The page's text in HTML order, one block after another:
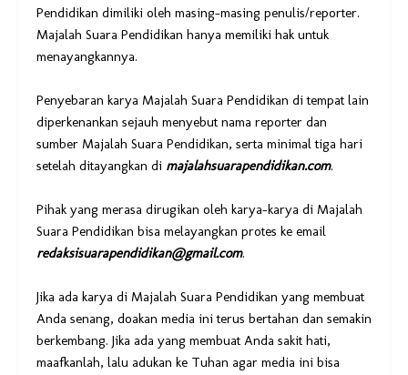
Pendidikan dimiliki oleh masing-masing penulis/reporter.
Majalah Suara Pendidikan hanya memiliki hak untuk
menayangkannya.
Penyebaran karya Majalah Suara Pendidikan di tempat lain
diperkenankan sejauh menyebut nama reporter dan
sumber Majalah Suara Pendidikan, serta minimal tiga hari
setelah ditayangkan di majalahsuarapendidikan.com.
Pihak yang merasa dirugikan oleh karya-karya di Majalah
Suara Pendidikan bisa melayangkan protes ke email
redaksisuarapendidikan@gmail.com.
Jika ada karya di Majalah Suara Pendidikan yang membuat
Anda senang, doakan media ini terus bertahan dan semakin
berkembang. Jika ada yang membuat Anda sakit hati,
maafkanlah, lalu adukan ke Tuhan agar media ini bisa